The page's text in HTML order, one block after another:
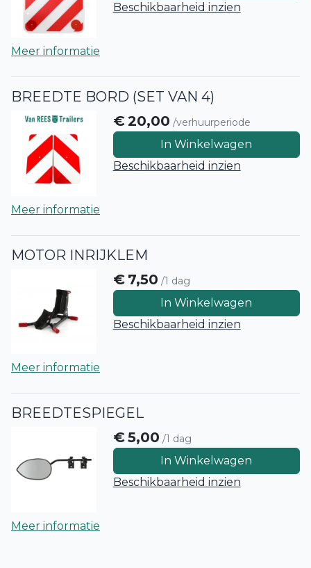
Beschikbaarheid inzien
Meer informatie
BREEDTE BORD (SET VAN 4)
€20,00 /verhuurperiode
In Winkelwagen
Beschikbaarheid inzien
Meer informatie
MOTOR INRIJKLEM
€ 7,50 /1 dag
In Winkelwagen
Beschikbaarheid inzien
Meer informatie
BREEDTESPIEGEL
€5,00 /1 dag
In Winkelwagen
Beschikbaarheid inzien
Meer informatie